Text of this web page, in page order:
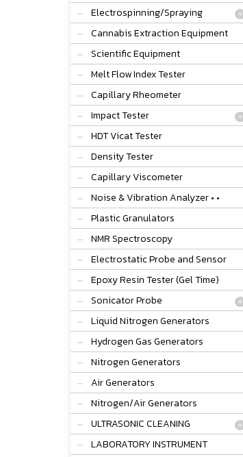
Electrospinning/Spraying
Cannabis Extraction Equipment
Scientific Equipment
Melt Flow Index Tester
Capillary Rheometer
Impact Tester
HDT Vicat Tester
Density Tester
Capillary Viscometer
Noise & Vibration Analyzer • •
Plastic Granulators
NMR Spectroscopy
Electrostatic Probe and Sensor
Epoxy Resin Tester (Gel Time)
Sonicator Probe
Liquid Nitrogen Generators
Hydrogen Gas Generators
Nitrogen Generators
Air Generators
Nitrogen/Air Generators
ULTRASONIC CLEANING
LABORATORY INSTRUMENT